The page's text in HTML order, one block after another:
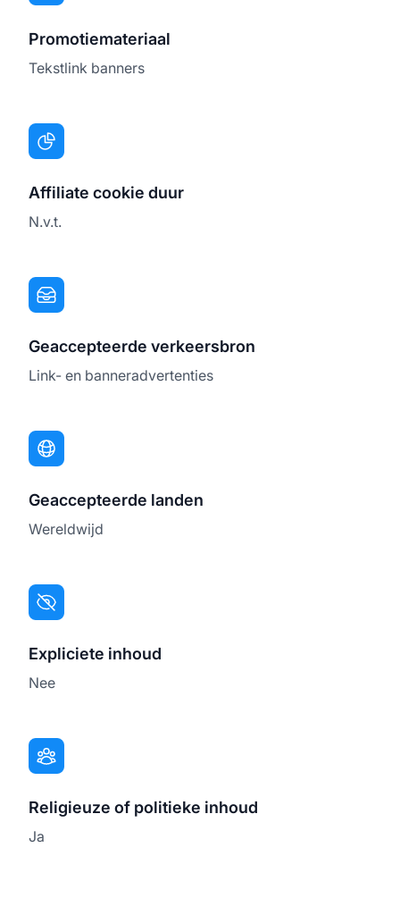
Promotiemateriaal
Tekstlink banners
Affiliate cookie duur
N.v.t.
Geaccepteerde verkeersbron
Link- en banneradvertenties
Geaccepteerde landen
Wereldwijd
Expliciete inhoud
Nee
Religieuze of politieke inhoud
Ja